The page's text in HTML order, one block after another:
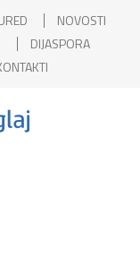
NOVOSTI
DIJASPORA